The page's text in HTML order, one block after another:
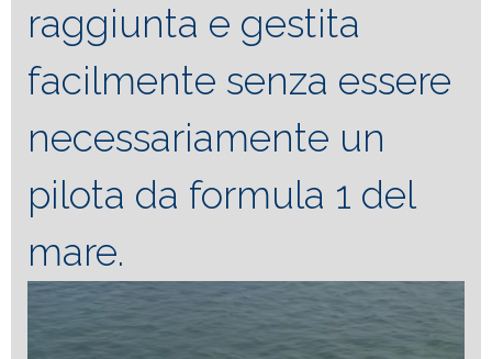
raggiunta e gestita
facilmente senza essere
necessariamente un
pilota da formula 1 del
mare.